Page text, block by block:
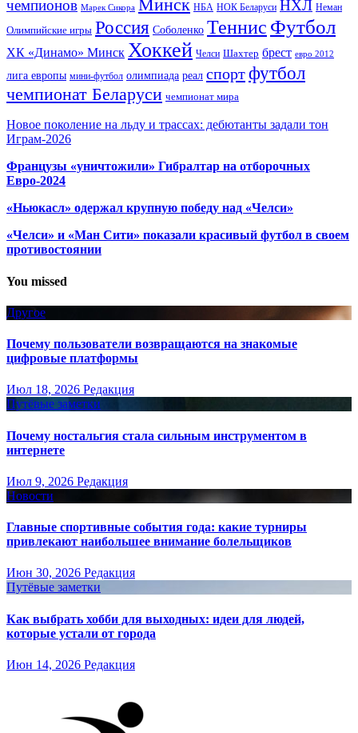
чемпионов Марек Сикора Минск НБА НОК Беларуси НХЛ Неман
Олимпийские игры Россия Соболенко Теннис Футбол
ХК «Динамо» Минск Хоккей Челси Шахтер брест евро 2012
лига европы мини-футбол олимпиада реал спортфутбол
чемпионат Беларуси чемпионат мира
Новое поколение на льду и трассах: дебютанты задали тон
Играм-2026
Французы «уничтожили» Гибралтар на отборочных
Евро-2024
«Ньюкасл» одержал крупную победу над «Челси»
«Челси» и «Ман Сити» показали красивый футбол в своем
противостоянии
You missed
Другое
Почему пользователи возвращаются на знакомые
цифровые платформы
Июл 18, 2026 Редакция
Путёвые заметки
Почему ностальгия стала сильным инструментом в
интернете
Июл 9, 2026 Редакция
Новости
Главные спортивные события года: какие турниры
привлекают наибольшее внимание болельщиков
Июн 30, 2026 Редакция
Путёвые заметки
Как выбрать хобби для выходных: идеи для людей,
которые устали от города
Июн 14, 2026 Редакция